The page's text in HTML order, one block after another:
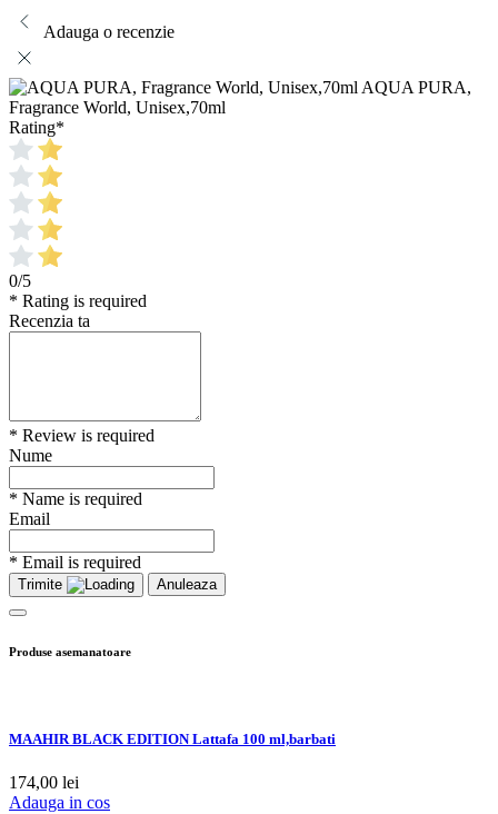
Adauga o recenzie
AQUA PURA,
Fragrance World, Unisex,70ml
Rating*
0/5
* Rating is required
Recenzia ta
* Review is required
Nume
* Name is required
Email
* Email is required
Trimite Anuleaza
Produse asemanatoare
MAAHIR BLACK EDITION Lattafa 100 ml,barbati
174,00 lei
Adauga in cos